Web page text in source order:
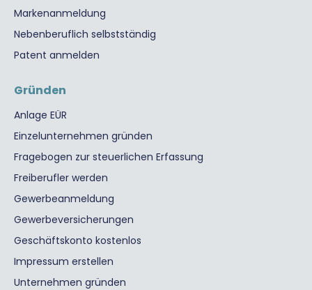
Markenanmeldung
Nebenberuflich selbstständig
Patent anmelden
Gründen
Anlage EÜR
Einzelunternehmen gründen
Fragebogen zur steuerlichen Erfassung
Freiberufler werden
Gewerbeanmeldung
Gewerbeversicherungen
Geschäftskonto kostenlos
Impressum erstellen
Unternehmen gründen